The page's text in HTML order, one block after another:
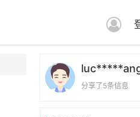
分享了5条信息